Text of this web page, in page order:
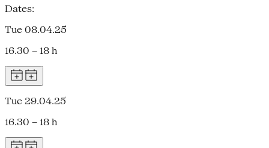
Dates:
Tue 08.04.25
16.30 – 18 h
Tue 29.04.25
16.30 – 18 h